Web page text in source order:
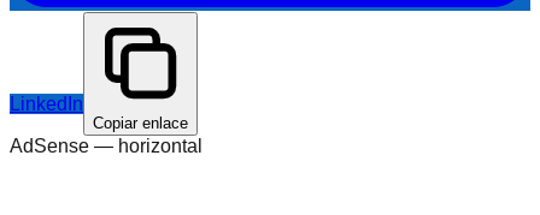
LinkedIn
Copiar enlace
AdSense — horizontal